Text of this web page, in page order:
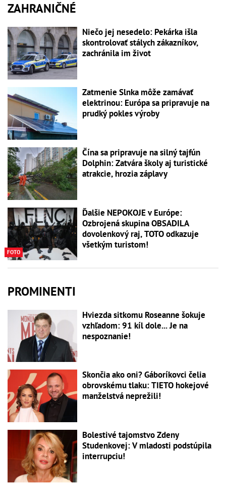
ZAHRANIČNÉ
Niečo jej nesedelo: Pekárka išla
skontrolovať stálych zákazníkov,
zachránila im život
Zatmenie Slnka môže zamávať
elektrinou: Európa sa pripravuje na
prudký pokles výroby
Čína sa pripravuje na silný tajfún
Dolphin: Zatvára školy aj turistické
atrakcie, hrozia záplavy
FOTO
Ďalšie NEPOKOJE v Európe:
Ozbrojená skupina OBSADILA
dovolenkový raj, TOTO odkazuje
všetkým turistom!
PROMINENTI
Hviezda sitkomu Roseanne šokuje
vzhľadom: 91 kíl dole... Je na
nespoznanie!
Skončia ako oni? Gáboríkovci čelia
obrovskému tlaku: TIETO hokejové
manželstvá neprežili!
Bolestivé tajomstvo Zdeny
Studenkovej: V mladosti podstúpila
interrupciu!